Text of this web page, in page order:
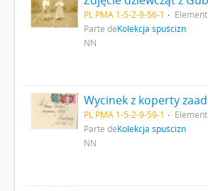
PL PMA 1-5-2-9-56-1 Element
Parte deKolekcja spuścizn
NN
PL PMA 1-5-2-9-59-1 Element
Parte deKolekcja spuścizn
NN